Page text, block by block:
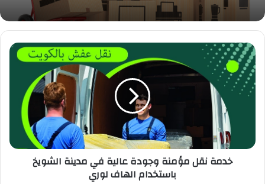
خدمة نقل مؤمنة وجودة عالية في مدينة الشويخ
باستخدام الهاف لوري